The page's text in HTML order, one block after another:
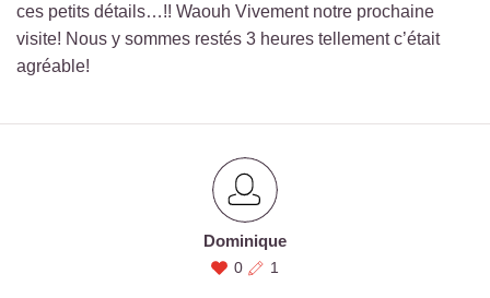
ces petits détails…!! Waouh Vivement notre prochaine
visite! Nous y sommes restés 3 heures tellement c’était
agréable!
Dominique
0 1